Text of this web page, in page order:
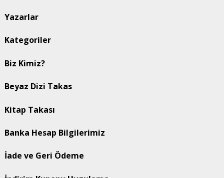
Yazarlar
Kategoriler
Biz Kimiz?
Beyaz Dizi Takas
Kitap Takası
Banka Hesap Bilgilerimiz
İade ve Geri Ödeme